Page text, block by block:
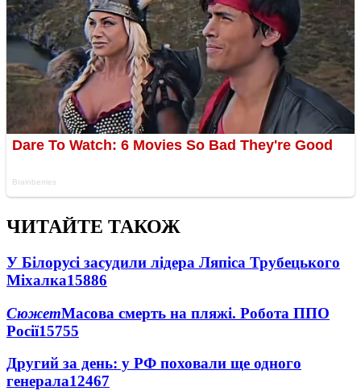
ЧИТАЙТЕ ТАКОЖ
У Білорусі засудили лідера Ляпіса Трубецького
Міхалка15886
СюжетМасова смерть на пляжі. Робота ППО
Росії15755
Другий за день: у РФ поховали ще одного
генерала12467